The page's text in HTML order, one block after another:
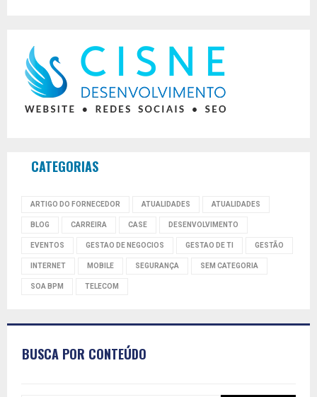
CATEGORIAS
ARTIGO DO FORNECEDOR ATUALIDADES ATUALIDADES
BLOG CARREIRA CASE DESENVOLVIMENTO
EVENTOS GESTAO DE NEGOCIOS GESTAO DE TI GESTÃO
INTERNET MOBILE SEGURANÇA SEM CATEGORIA
SOA BPM TELECOM
BUSCA POR CONTEÚDO